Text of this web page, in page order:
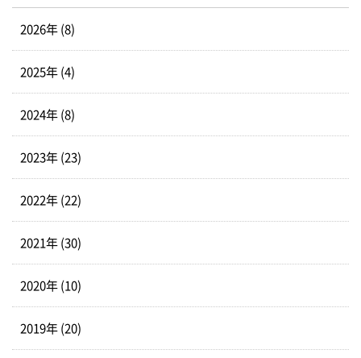
2026年 (8)
2025年 (4)
2024年 (8)
2023年 (23)
2022年 (22)
2021年 (30)
2020年 (10)
2019年 (20)